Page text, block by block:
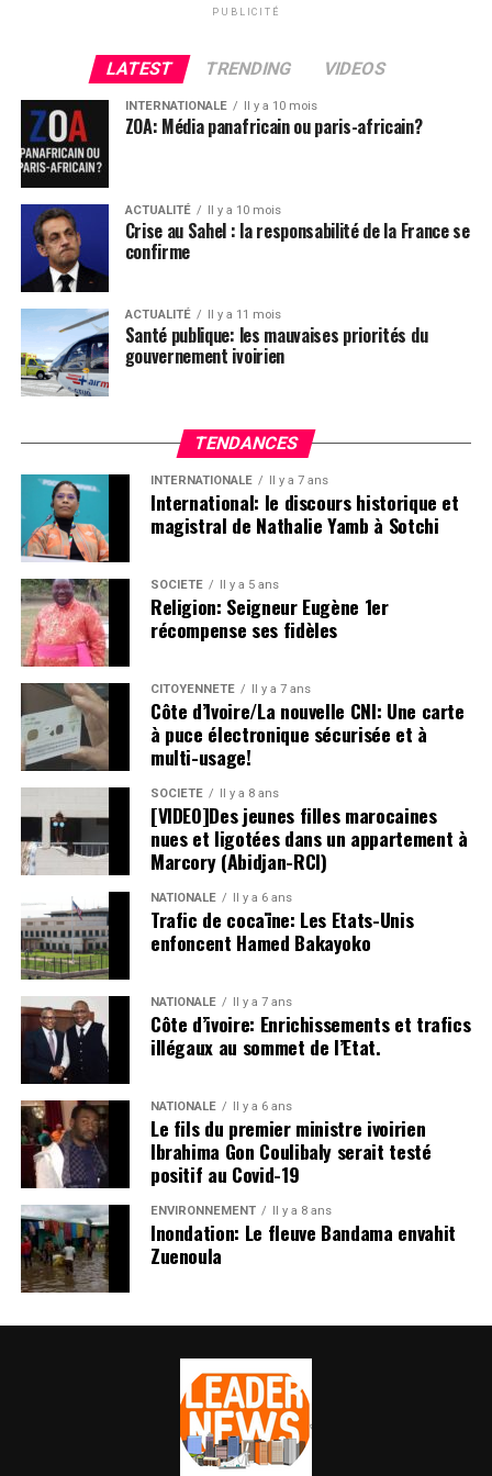
comments
PUBLICITÉ
LATEST TRENDING VIDEOS
INTERNATIONALE Il y a 10 mois
ZOA: Média panafricain ou paris-africain?
ACTUALITÉ Il y a 10 mois
Crise au Sahel : la responsabilité de la France se
confirme
ACTUALITÉ Il y a 11 mois
Santé publique: les mauvaises priorités du
gouvernement ivoirien
TENDANCES
INTERNATIONALE Il y a 7 ans
International: le discours historique et
magistral de Nathalie Yamb à Sotchi
SOCIETE Il y a 5 ans
Religion: Seigneur Eugène 1er
récompense ses fidèles
CITOYENNETÉ Il y a 7 ans
Côte d’Ivoire/La nouvelle CNI: Une carte
à puce électronique sécurisée et à
multi-usage!
SOCIETE Il y a 8 ans
[VIDEO]Des jeunes filles marocaines
nues et ligotées dans un appartement à
Marcory (Abidjan-RCI)
NATIONALE Il y a 6 ans
Trafic de cocaïne: Les Etats-Unis
enfoncent Hamed Bakayoko
NATIONALE Il y a 7 ans
Côte d’ivoire: Enrichissements et trafics
illégaux au sommet de l’Etat.
NATIONALE Il y a 6 ans
Le fils du premier ministre ivoirien
Ibrahima Gon Coulibaly serait testé
positif au Covid-19
ENVIRONNEMENT Il y a 8 ans
Inondation: Le fleuve Bandama envahit
Zuenoula